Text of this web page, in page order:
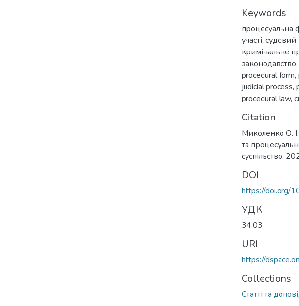
Keywords
процесуальна
участі, судовий
кримінальне
законодавство,
procedural form,
judicial process,
procedural law,
Citation
Миколенко О.
та
суспільство.
DOI
https://doi.org/
УДК
34.03
URI
https://
Collections
Статті та